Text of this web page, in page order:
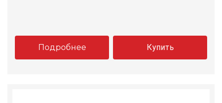
Подробнее Купить